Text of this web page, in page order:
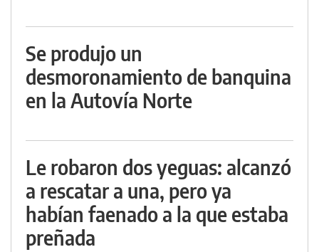
Se produjo un
desmoronamiento de banquina
en la Autovía Norte
Le robaron dos yeguas: alcanzó
a rescatar a una, pero ya
habían faenado a la que estaba
preñada